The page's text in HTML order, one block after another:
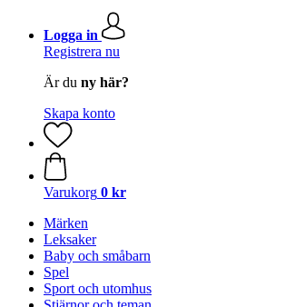
Logga in
Registrera nu
Är du ny här?
Skapa konto
Varukorg 0 kr
Märken
Leksaker
Baby och småbarn
Spel
Sport och utomhus